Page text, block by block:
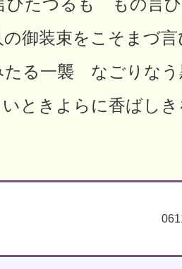
ひたつるも もの言ひ
御装束をこそまづ言
る一襲 なごりなう
きよらに香ばしき